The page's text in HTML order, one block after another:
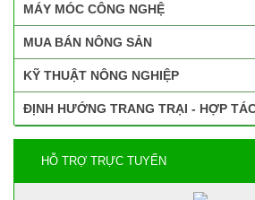
MÁY MÓC CÔNG NGHỆ
MUA BÁN NÔNG SẢN
KỸ THUẬT NÔNG NGHIỆP
ĐỊNH HƯỚNG TRANG TRẠI - HỢP
HỖ TRỢ TRỰC TUYẾN